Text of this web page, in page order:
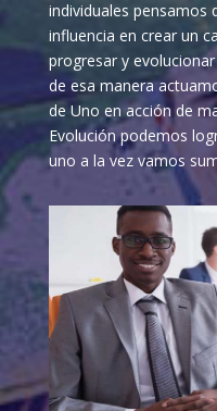
individuales pensamos
influencia en crear un
progresar y
de esa manera
de Uno en acción de
Evolución podemos
uno a la vez vamos